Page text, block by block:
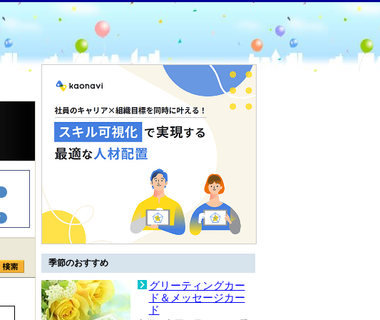
季節のおすすめ
グリーティングカー
ド＆メッセージカー
ド